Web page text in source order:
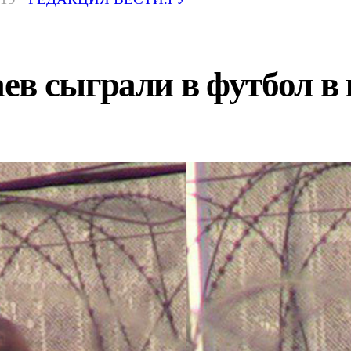
сыграли в футбол в